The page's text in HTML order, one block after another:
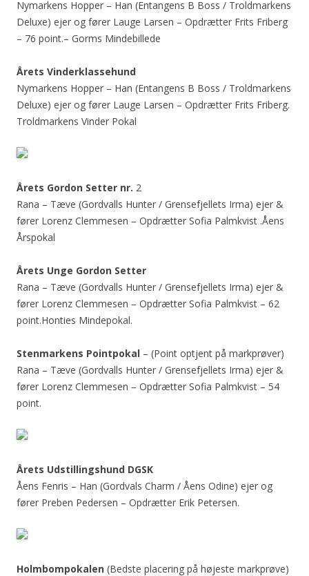
Nymarkens Hopper – Han (Entangens B Boss / Troldmarkens
Deluxe) ejer og fører Lauge Larsen – Opdrætter Frits Friberg
– 76 point.– Gorms Mindebillede
Årets Vinderklassehund
Nymarkens Hopper – Han (Entangens B Boss / Troldmarkens
Deluxe) ejer og fører Lauge Larsen – Opdrætter Frits Friberg.
Troldmarkens Vinder Pokal
Årets Gordon Setter nr. 2
Rana – Tæve (Gordvalls Hunter / Grensefjellets Irma) ejer &
fører Lorenz Clemmesen – Opdrætter Sofia Palmkvist .Åens
Årspokal
Årets Unge Gordon Setter
Rana – Tæve (Gordvalls Hunter / Grensefjellets Irma) ejer &
fører Lorenz Clemmesen – Opdrætter Sofia Palmkvist – 62
point.Honties Mindepokal.
Stenmarkens Pointpokal – (Point optjent på markprøver)
Rana – Tæve (Gordvalls Hunter / Grensefjellets Irma) ejer &
fører Lorenz Clemmesen – Opdrætter Sofia Palmkvist – 54
point.
Årets Udstillingshund DGSK
Åens Fenris – Han (Gordvals Charm / Åens Odine) ejer og
fører Preben Pedersen – Opdrætter Erik Petersen.
Holmbompokalen (Bedste placering på højeste markprøve)